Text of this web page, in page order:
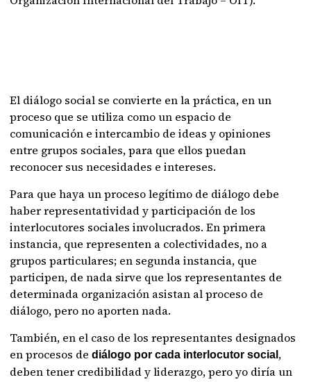
El diálogo social se convierte en la práctica, en un
proceso que se utiliza como un espacio de
comunicación e intercambio de ideas y opiniones
entre grupos sociales, para que ellos puedan
reconocer sus necesidades e intereses.
Para que haya un proceso legítimo de diálogo debe
haber representatividad y participación de los
interlocutores sociales involucrados. En primera
instancia, que representen a colectividades, no a
grupos particulares; en segunda instancia, que
participen, de nada sirve que los representantes de
determinada organización asistan al proceso de
diálogo, pero no aporten nada.
También, en el caso de los representantes designados
en procesos de diálogo por cada interlocutor social ,
deben tener credibilidad y liderazgo, pero yo diría un